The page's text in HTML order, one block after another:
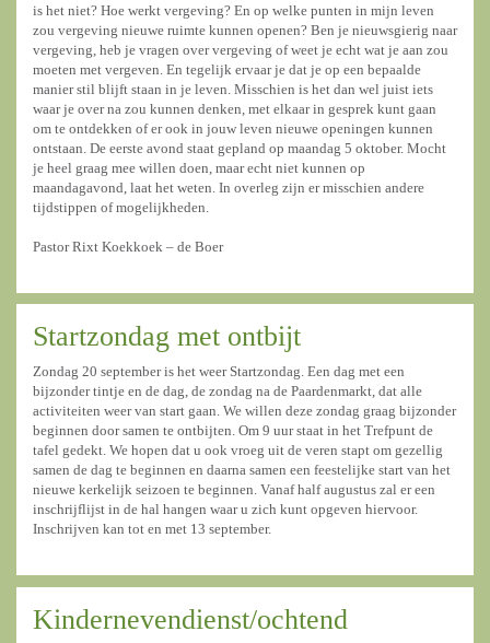
is het niet? Hoe werkt vergeving? En op welke punten in mijn leven
zou vergeving nieuwe ruimte kunnen openen? Ben je nieuwsgierig naar
vergeving, heb je vragen over vergeving of weet je echt wat je aan zou
moeten met vergeven. En tegelijk ervaar je dat je op een bepaalde
manier stil blijft staan in je leven. Misschien is het dan wel juist iets
waar je over na zou kunnen denken, met elkaar in gesprek kunt gaan
om te ontdekken of er ook in jouw leven nieuwe openingen kunnen
ontstaan. De eerste avond staat gepland op maandag 5 oktober. Mocht
je heel graag mee willen doen, maar echt niet kunnen op
maandagavond, laat het weten. In overleg zijn er misschien andere
tijdstippen of mogelijkheden.
Pastor Rixt Koekkoek – de Boer
Startzondag met ontbijt
Zondag 20 september is het weer Startzondag. Een dag met een
bijzonder tintje en de dag, de zondag na de Paardenmarkt, dat alle
activiteiten weer van start gaan. We willen deze zondag graag bijzonder
beginnen door samen te ontbijten. Om 9 uur staat in het Trefpunt de
tafel gedekt. We hopen dat u ook vroeg uit de veren stapt om gezellig
samen de dag te beginnen en daarna samen een feestelijke start van het
nieuwe kerkelijk seizoen te beginnen. Vanaf half augustus zal er een
inschrijflijst in de hal hangen waar u zich kunt opgeven hiervoor.
Inschrijven kan tot en met 13 september.
Kindernevendienst/ochtend